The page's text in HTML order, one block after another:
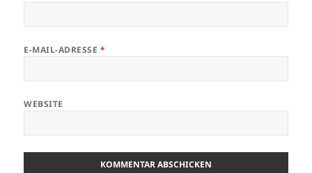
E-MAIL-ADRESSE *
WEBSITE